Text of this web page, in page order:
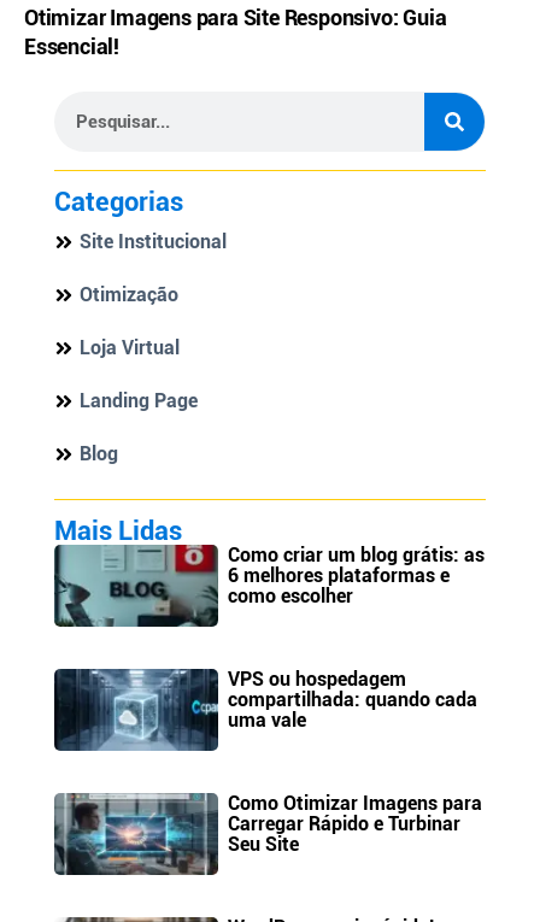
Otimizar Imagens para Site Responsivo: Guia
Essencial!
Categorias
Site Institucional
Otimização
Loja Virtual
Landing Page
Blog
Mais Lidas
Como criar um blog grátis: as
6 melhores plataformas e
como escolher
VPS ou hospedagem
compartilhada: quando cada
uma vale
Como Otimizar Imagens para
Carregar Rápido e Turbinar
Seu Site